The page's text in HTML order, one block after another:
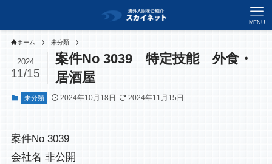
MENU
ホーム 未分類
案件No 3039 特定技能 外食・
居酒屋
2024
11/15
未分類 2024年10月18日 2024年11月15日
案件No 3039
会社名 非公開